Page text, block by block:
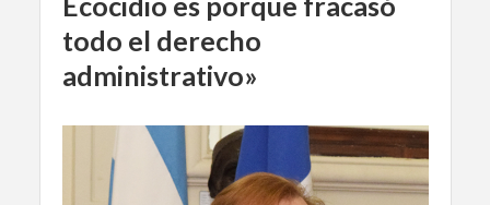
todo el derecho
administrativo»